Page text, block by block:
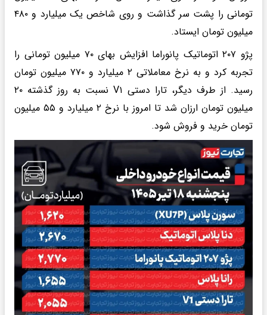
تومانی را پشت سر گذاشت و روی شاخص یک میلیارد و ۴۸۰
میلیون تومان ایستاد.
پژو ۲۰۷ اتوماتیک پانوراما افزایش بهای ۷۰ میلیون تومانی را
تجربه کرد و به نرخ معاملاتی ۲ میلیارد و ۷۷۰ میلیون تومان
رسید. از طرف دیگر، تارا دستی V۱ نسبت به روز گذشته ۲۰
میلیون تومان ارزان شد تا امروز با نرخ ۲ میلیارد و ۵۵ میلیون
تومان خرید و فروش شود.